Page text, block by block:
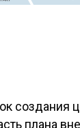
создания
плана